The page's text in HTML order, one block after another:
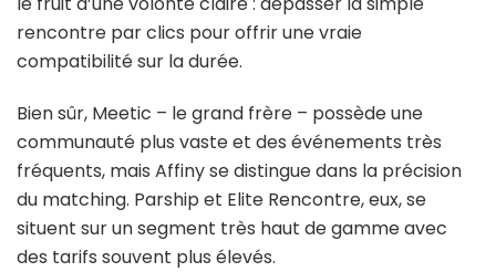
rencontre par clics pour offrir une vraie
compatibilité sur la durée.
Bien sûr, Meetic – le grand frère – possède une
communauté plus vaste et des événements très
fréquents, mais Affiny se distingue dans la précision
du matching. Parship et Elite Rencontre, eux, se
situent sur un segment très haut de gamme avec
des tarifs souvent plus élevés.